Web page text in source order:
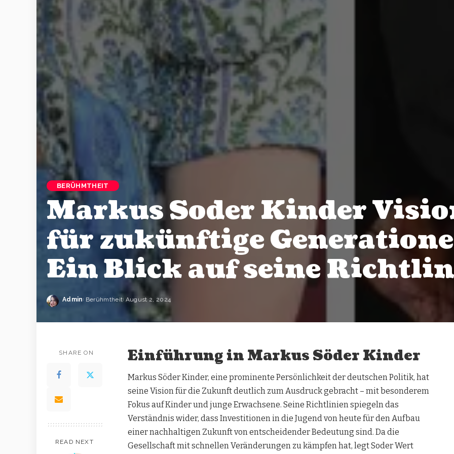
BERÜHMTHEIT
Markus Soder Kinder
für zukünftige
Ein Blick auf seine
Admin Berühmtheit August 2, 2024
SHARE ON
READ NEXT
Einführung in Markus Söder Kinder
Markus Söder Kinder, eine prominente Persönlichkeit der deutschen Politik, hat
seine Vision für die Zukunft deutlich zum Ausdruck gebracht – mit besonderem
Fokus auf Kinder und junge Erwachsene. Seine Richtlinien spiegeln das
Verständnis wider, dass Investitionen in die Jugend von heute für den Aufbau
einer nachhaltigen Zukunft von entscheidender Bedeutung sind. Da die
Gesellschaft mit schnellen Veränderungen zu kämpfen hat, legt Soder Wert